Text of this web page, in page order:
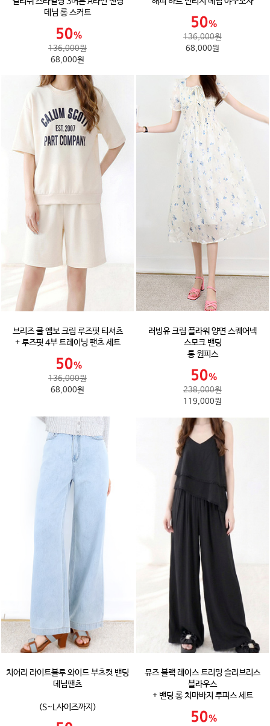
데님 롱 스커트
136,000원
68,000원
136,000원
68,000원
브리즈 쿨 엠보 크림 루즈핏 티셔츠
+ 루즈핏 4부 트레이닝 팬츠 세트
136,000원
68,000원
러빙유 크림 플라워 양면 스퀘어넥
스모크 밴딩
롱 원피스
238,000원
119,000원
치어리 라이트블루 와이드 부츠컷 밴딩
데님팬츠
(S~L사이즈까지)
뮤즈 블랙 레이스 트리밍 슬리브리스
블라우스
+ 밴딩 롱 치마바지 투피스 세트